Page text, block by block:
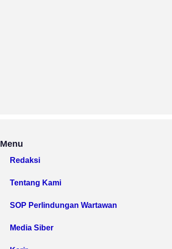
Menu
Redaksi
Tentang Kami
SOP Perlindungan Wartawan
Media Siber